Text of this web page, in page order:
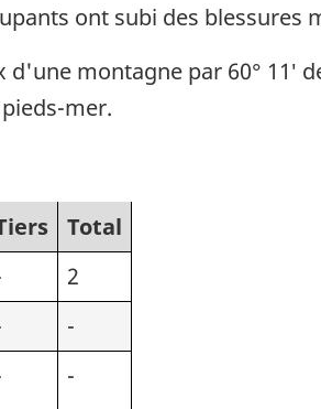
ont subi des
montagne par 60° 11′
mer.
Total
2
-
-